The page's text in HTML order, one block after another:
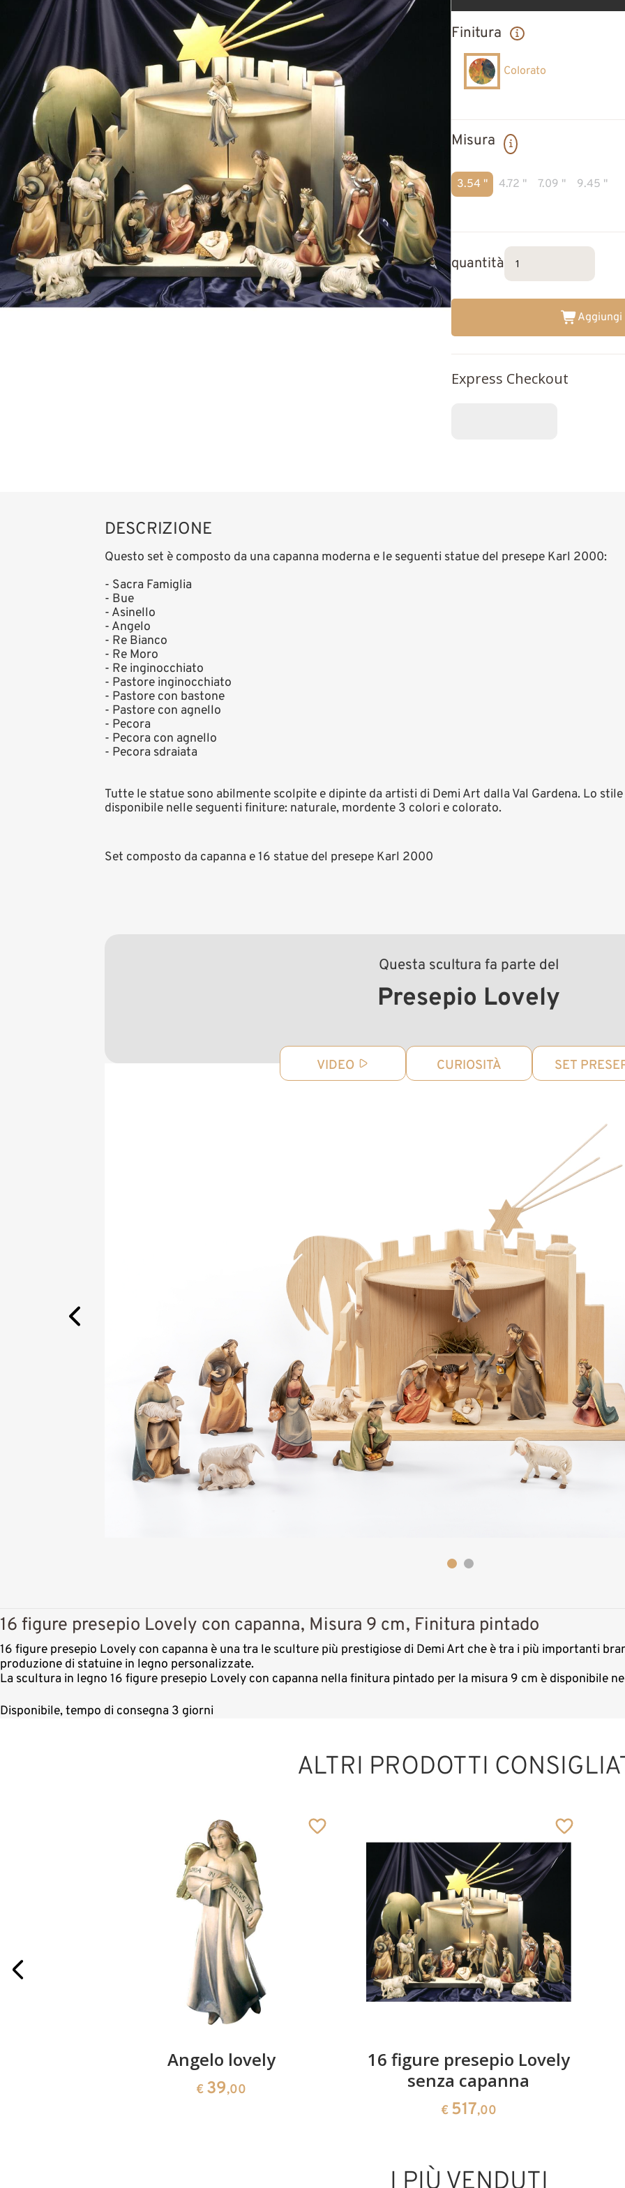
16 figure presepio
Lovely con
capanna
Aggiunto al carrello
Finitura
Colorato
Misura
3.54 " 4.72 " 7.09 " 9.45 "
quantità
Express Checkout
DESCRIZIONE
Questo set è composto da una capanna moderna e le seguenti statue del presepe Karl 2000:
- Sacra Famiglia
- Bue
- Asinello
- Angelo
- Re Bianco
- Re Moro
- Re inginocchiato
- Pastore inginocchiato
- Pastore con bastone
- Pastore con agnello
- Pecora
- Pecora con agnello
- Pecora sdraiata
Tutte le statue sono abilmente scolpite e dipinte da artisti di Demi Art dalla Val Gardena. Lo
disponibile nelle seguenti finiture: naturale, mordente 3 colori e colorato.
Set composto da capanna e 16 statue del presepe Karl 2000
Questa scultura fa parte del
Presepio Lovely
VIDEO CURIOSITÀ SET
16 figure presepio Lovely con capanna, Misura 9 cm, Finitura pintado
16 figure presepio Lovely con capanna è una tra le sculture più prestigiose di Demi Art che è tra i più importanti
produzione di statuine in legno personalizzate.
La scultura in legno 16 figure presepio Lovely con capanna nella finitura pintado per la misura 9 cm è disponibile
Disponibile, tempo di consegna 3 giorni
ALTRI PRODOTTI
Angelo lovely
€ 39,00
16 figure presepio Lovely
senza capanna
€ 517,00